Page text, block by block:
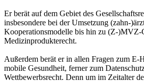
Er berät auf dem Gebiet des
insbesondere bei der Umsetzung (zahn-
Kooperationsmodelle bis hin zu (Z-)MVZ-
Medizinprodukterecht.
Außerdem berät er in allen Fragen zum E-
mobile Gesundheit, ferner zum
Wettbewerbsrecht. Denn um im Zeitalter